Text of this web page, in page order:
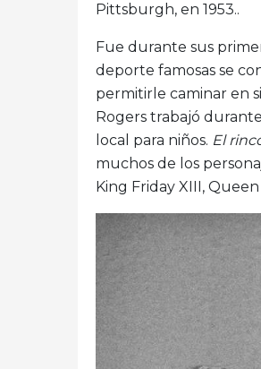
Pittsburgh, en 1953..
Fue durante sus
deporte famosas se
permitirle caminar en
Rogers trabajó
local para niños. El
muchos de los
King Friday XIII,